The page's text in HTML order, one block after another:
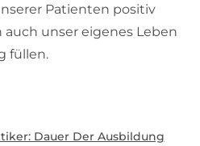
Patienten positiv
unser eigenes Leben
füllen.
Dauer Der Ausbildung